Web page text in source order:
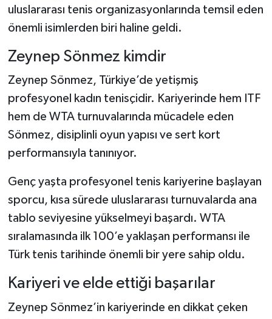
uluslararası tenis organizasyonlarında temsil eden
önemli isimlerden biri haline geldi.
Zeynep Sönmez kimdir
Zeynep Sönmez, Türkiye’de yetişmiş
profesyonel kadın tenisçidir. Kariyerinde hem ITF
hem de WTA turnuvalarında mücadele eden
Sönmez, disiplinli oyun yapısı ve sert kort
performansıyla tanınıyor.
Genç yaşta profesyonel tenis kariyerine başlayan
sporcu, kısa sürede uluslararası turnuvalarda ana
tablo seviyesine yükselmeyi başardı. WTA
sıralamasında ilk 100’e yaklaşan performansı ile
Türk tenis tarihinde önemli bir yere sahip oldu.
Kariyeri ve elde ettiği başarılar
Zeynep Sönmez’in kariyerinde en dikkat çeken